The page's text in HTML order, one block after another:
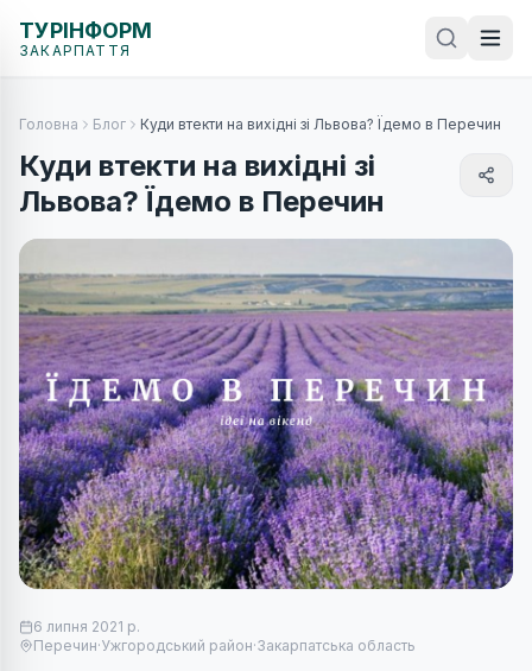
ТУРІНФОРМ
ЗАКАРПАТТЯ
Головна Блог Куди втекти на вихідні зі Львова? Їдемо в Перечин
Куди втекти на вихідні зі
Львова? Їдемо в Перечин
6 липня 2021 р.
Перечин·Ужгородський район·Закарпатська область